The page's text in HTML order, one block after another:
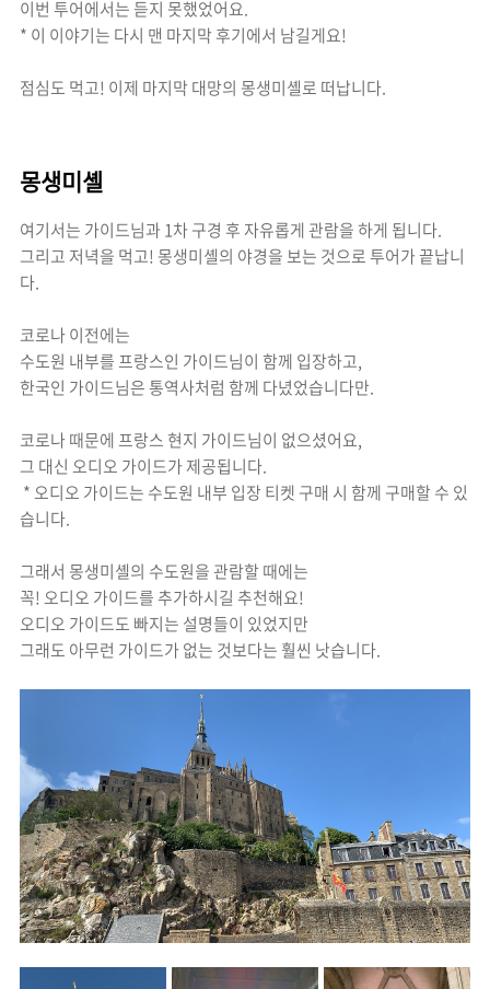
이번 투어에서는 듣지 못했었어요.
* 이 이야기는 다시 맨 마지막 후기에서 남길게요!
점심도 먹고! 이제 마지막 대망의 몽생미셸로 떠납니다.
몽생미셸
여기서는 가이드님과 1차 구경 후 자유롭게 관람을 하게 됩니다.
그리고 저녁을 먹고! 몽생미셸의 야경을 보는 것으로 투어가 끝납니
다.
코로나 이전에는
수도원 내부를 프랑스인 가이드님이 함께 입장하고,
한국인 가이드님은 통역사처럼 함께 다녔었습니다만.
코로나 때문에 프랑스 현지 가이드님이 없으셨어요,
그 대신 오디오 가이드가 제공됩니다.
* 오디오 가이드는 수도원 내부 입장 티켓 구매 시 함께 구매할 수 있
습니다.
그래서 몽생미셸의 수도원을 관람할 때에는
꼭! 오디오 가이드를 추가하시길 추천해요!
오디오 가이드도 빠지는 설명들이 있었지만
그래도 아무런 가이드가 없는 것보다는 훨씬 낫습니다.